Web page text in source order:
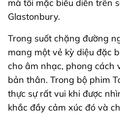
mà tôi mặc biểu diễn trên
Glastonbury.
Trong suốt chặng đường
mang một vẻ kỳ diệu đặc
cho âm nhạc, phong cách
bản thân. Trong bộ phim
thực sự rất vui khi được
khắc đầy cảm xúc đó và